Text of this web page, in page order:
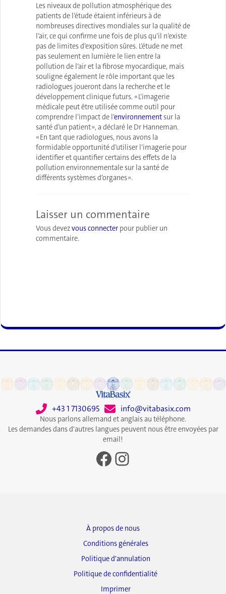
Les niveaux de pollution atmosphérique des
patients de l’étude étaient inférieurs à de
nombreuses directives mondiales sur la qualité de
l’air, ce qui confirme une fois de plus qu’il n’existe
pas de limites d’exposition sûres. L’étude ne met
pas seulement en lumière le lien entre la
pollution de l’air et la fibrose myocardique, mais
souligne également le rôle important que les
radiologues joueront dans la recherche et le
développement clinique futurs. « L’imagerie
médicale peut être utilisée comme outil pour
comprendre l’impact de l’environnementsur la
santé d’un patient », a déclaré le Dr Hanneman.
« En tant que radiologues, nous avons la
formidable opportunité d’utiliser l’imagerie pour
identifier et quantifier certains des effets de la
pollution environnementale sur la santé de
différents systèmes d’organes ».
Laisser un commentaire
Vous devezvous connecter pour publier un
commentaire.
+43 1 7130695 info@vitabasix.com
Nous parlons allemand et anglais au téléphone.
Les demandes dans d'autres langues peuvent nous être envoyées par
email!
Facebook
Instagram
À propos de nous
Conditions générales
Politique d'annulation
Politique de confidentialité
Imprimer